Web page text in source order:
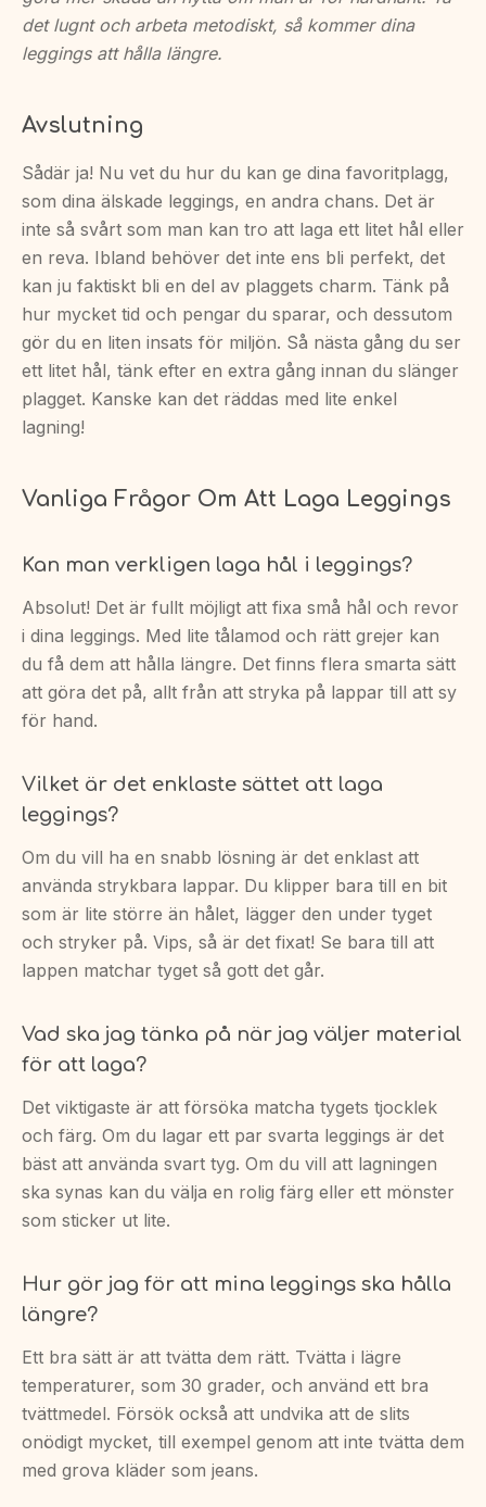
det lugnt och arbeta metodiskt, så kommer dina
leggings att hålla längre.
Avslutning
Sådär ja! Nu vet du hur du kan ge dina favoritplagg,
som dina älskade leggings, en andra chans. Det är
inte så svårt som man kan tro att laga ett litet hål eller
en reva. Ibland behöver det inte ens bli perfekt, det
kan ju faktiskt bli en del av plaggets charm. Tänk på
hur mycket tid och pengar du sparar, och dessutom
gör du en liten insats för miljön. Så nästa gång du ser
ett litet hål, tänk efter en extra gång innan du slänger
plagget. Kanske kan det räddas med lite enkel
lagning!
Vanliga Frågor Om Att Laga Leggings
Kan man verkligen laga hål i leggings?
Absolut! Det är fullt möjligt att fixa små hål och revor
i dina leggings. Med lite tålamod och rätt grejer kan
du få dem att hålla längre. Det finns flera smarta sätt
att göra det på, allt från att stryka på lappar till att sy
för hand.
Vilket är det enklaste sättet att laga
leggings?
Om du vill ha en snabb lösning är det enklast att
använda strykbara lappar. Du klipper bara till en bit
som är lite större än hålet, lägger den under tyget
och stryker på. Vips, så är det fixat! Se bara till att
lappen matchar tyget så gott det går.
Vad ska jag tänka på när jag väljer material
för att laga?
Det viktigaste är att försöka matcha tygets tjocklek
och färg. Om du lagar ett par svarta leggings är det
bäst att använda svart tyg. Om du vill att lagningen
ska synas kan du välja en rolig färg eller ett mönster
som sticker ut lite.
Hur gör jag för att mina leggings ska hålla
längre?
Ett bra sätt är att tvätta dem rätt. Tvätta i lägre
temperaturer, som 30 grader, och använd ett bra
tvättmedel. Försök också att undvika att de slits
onödigt mycket, till exempel genom att inte tvätta dem
med grova kläder som jeans.